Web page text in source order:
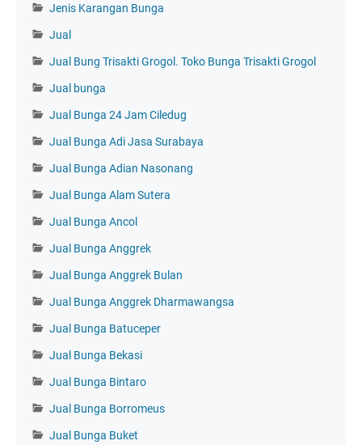
Jenis Karangan Bunga
Jual
Jual Bung Trisakti Grogol. Toko Bunga Trisakti Grogol
Jual bunga
Jual Bunga 24 Jam Ciledug
Jual Bunga Adi Jasa Surabaya
Jual Bunga Adian Nasonang
Jual Bunga Alam Sutera
Jual Bunga Ancol
Jual Bunga Anggrek
Jual Bunga Anggrek Bulan
Jual Bunga Anggrek Dharmawangsa
Jual Bunga Batuceper
Jual Bunga Bekasi
Jual Bunga Bintaro
Jual Bunga Borromeus
Jual Bunga Buket